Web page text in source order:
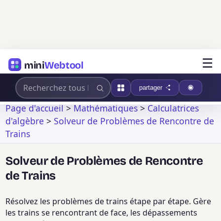
miniWebtool ☰
partager
Page d'accueil>Mathématiques>Calculatrices
d'algèbre > Solveur de Problèmes de Rencontre de
Trains
Solveur de Problèmes de Rencontre
de Trains
Résolvez les problèmes de trains étape par étape. Gère
les trains se rencontrant de face, les dépassements